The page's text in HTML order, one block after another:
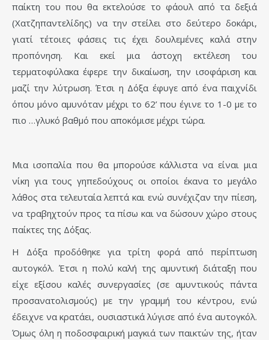
παίκτη του που θα εκτελούσε το φάουλ από τα δεξιά
(Χατζηπαντελίδης) να την στείλει στο δεύτερο δοκάρι,
γιατί τέτοιες φάσεις τις έχει δουλεμένες καλά στην
προπόνηση. Και εκεί μια άστοχη εκτέλεση του
τερματοφύλακα έφερε την δικαίωση, την ισοφάριση και
μαζί την λύτρωση. Έτσι η Δόξα έφυγε από ένα παιχνίδι
όπου μόνο αμυνόταν μέχρι το 62’ που έγινε το 1-0 με το
πιο …γλυκό βαθμό που αποκόμισε μέχρι τώρα.
Μια ισοπαλία που θα μπορούσε κάλλιστα να είναι μια
νίκη για τους γηπεδούχους οι οποίοι έκανα το μεγάλο
λάθος στα τελευταία λεπτά και ενώ συνέχιζαν την πίεση,
να τραβηχτούν προς τα πίσω και να δώσουν χώρο στους
παίκτες της Δόξας.
Η Δόξα προδόθηκε για τρίτη φορά από περίπτωση
αυτογκόλ. Έτσι η πολύ καλή της αμυντική διάταξη που
είχε εξίσου καλές συνεργασίες (σε αμυντικούς πάντα
προσανατολισμούς) με την γραμμή του κέντρου, ενώ
έδειχνε να κρατάει, ουσιαστικά λύγισε από ένα αυτογκόλ.
Όμως όλη η ποδοσφαιρική μαγκιά των παικτών της, ήταν